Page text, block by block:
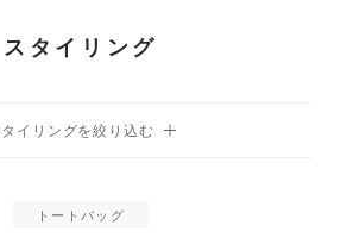
スタイリング
トートバッグ